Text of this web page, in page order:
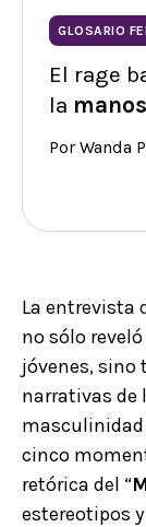
GLOSARIO
El rage
la
Por Wanda
La entrevista
no sólo
jóvenes, sino
narrativas de
masculinidad
cinco
retórica del “
estereotipos